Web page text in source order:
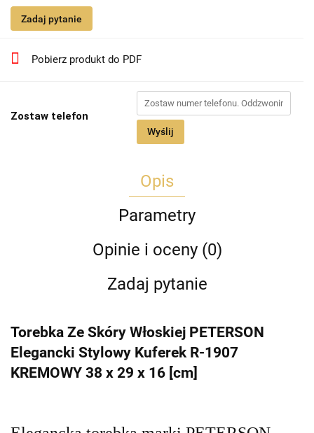
Zadaj pytanie
Pobierz produkt do PDF
Zostaw telefon
Wyślij
Opis
Parametry
Opinie i oceny (0)
Zadaj pytanie
Torebka Ze Skóry Włoskiej PETERSON
Elegancki Stylowy Kuferek R-1907
KREMOWY 38 x 29 x 16 [cm]